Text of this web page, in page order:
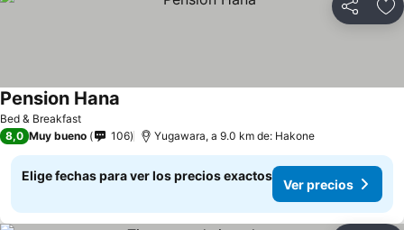
Compartir
Bed & Breakfast
Pension Hana
8,0 Muy bueno 106 Yugawara, a 9.0 km de: Hakone
Elige fechas para ver los precios exactos
Ver precios